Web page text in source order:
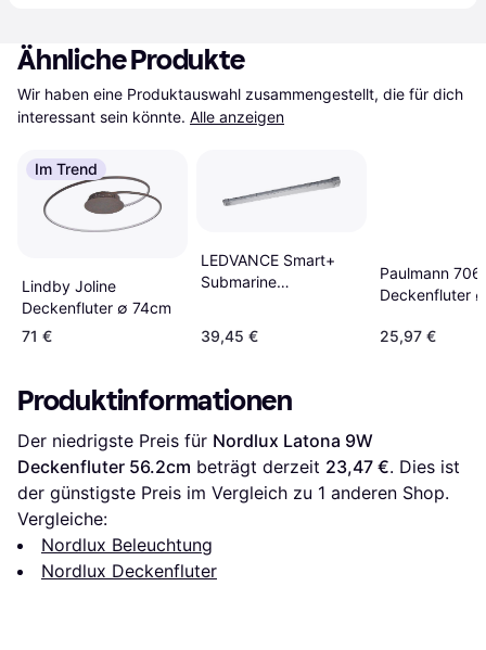
Ähnliche Produkte
Wir haben eine Produktauswahl zusammengestellt, die für dich
interessant sein könnte. Alle anzeigen
Im Trend
Lindby Joline
Deckenfluter ∅ 74cm
71 €
LEDVANCE Smart+
Submarine
39,45 €
Paulmann
Deckenfluter
25,97 €
Produktinformationen
Der niedrigste Preis für Nordlux Latona 9W
Deckenfluter 56.2cm beträgt derzeit 23,47 €. Dies ist
der günstigste Preis im Vergleich zu 1 anderen Shop.
Vergleiche:
Nordlux Beleuchtung
Nordlux Deckenfluter